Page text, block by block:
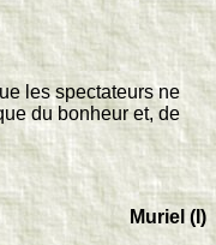
les spectateurs ne
du bonheur et, de
Muriel (I)